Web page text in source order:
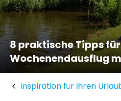
8 praktische Tipps
Wochenendausflug
Inspiration für Ihren